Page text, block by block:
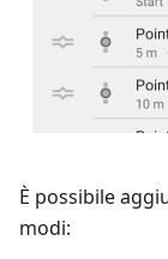
È possibile
modi: